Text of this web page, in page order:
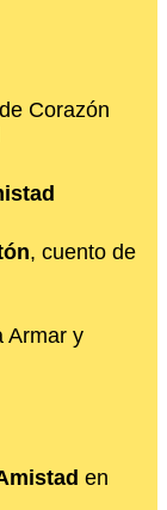
Corazón
, cuento de
Armar y
en